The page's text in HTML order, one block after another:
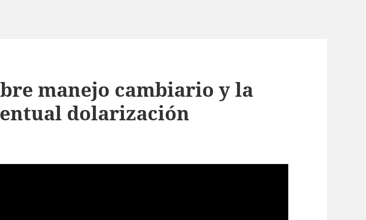
manejo cambiario y la
dolarización